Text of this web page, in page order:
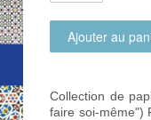
Collection de
faire soi-même")